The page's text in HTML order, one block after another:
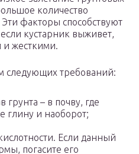
количество
факторы способствуют
кустарник выживет,
и жесткими.
следующих требований:
грунта – в почву, где
глину и наоборот;
Если данный
погасите его